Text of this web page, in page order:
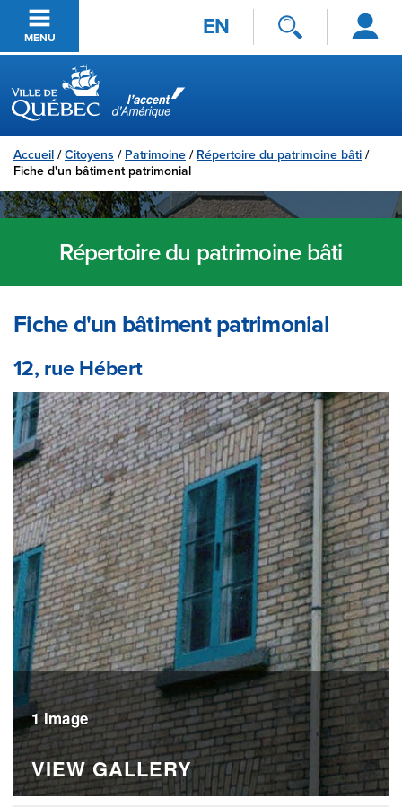
Passer au contenu principal
MENU EN
Se
connecter
Ville de Québec
Accueil /Citoyens / Patrimoine / Répertoire du patrimoine bâti /
Fiche d'un bâtiment patrimonial
Répertoire du patrimoine bâti
Fiche d'un bâtiment patrimonial
12, rue Hébert
1 Image
VIEW GALLERY